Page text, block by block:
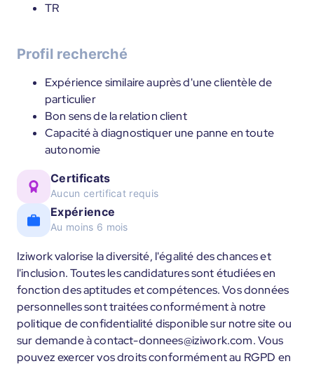
TR
Profil recherché
Expérience similaire auprès d'une clientèle de
particulier
Bon sens de la relation client
Capacité à diagnostiquer une panne en toute
autonomie
Certificats
Aucun certificat requis
Expérience
Au moins 6 mois
Iziwork valorise la diversité, l'égalité des chances et
l'inclusion. Toutes les candidatures sont étudiées en
fonction des aptitudes et compétences. Vos données
personnelles sont traitées conformément à notre
politique de confidentialité disponible sur notre site ou
sur demande à contact-donnees@iziwork.com. Vous
pouvez exercer vos droits conformément au RGPD en